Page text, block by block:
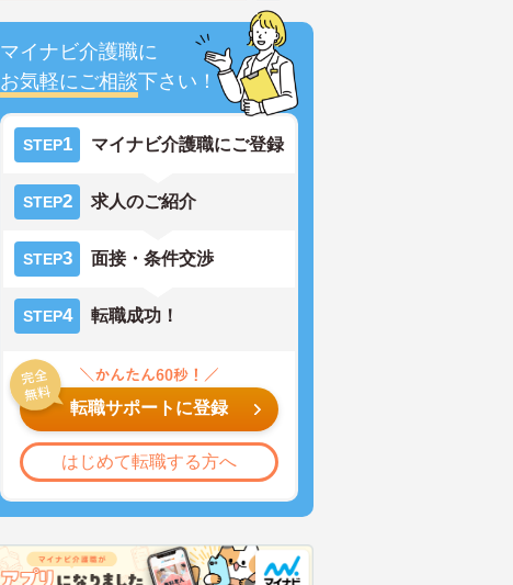
マイナビ介護職に
お気軽にご相談下さい！
STEP1 マイナビ介護職にご登録
STEP2 求人のご紹介
STEP3 面接・条件交渉
STEP4 転職成功！
転職サポートに登録
はじめて転職する方へ